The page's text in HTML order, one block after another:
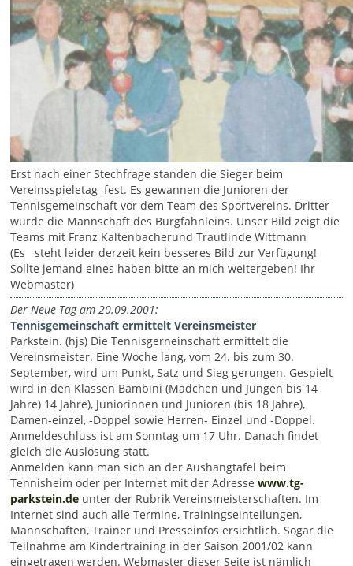
Erst nach einer Stechfrage standen die Sieger beim
Vereinsspieletag fest. Es gewannen die Junioren der
Tennisgemeinschaft vor dem Team des Sportvereins. Dritter
wurde die Mannschaft des Burgfähnleins. Unser Bild zeigt die
Teams mit Franz Kaltenbacherund Trautlinde Wittmann
(Es steht leider derzeit kein besseres Bild zur Verfügung!
Sollte jemand eines haben bitte an mich weitergeben! Ihr
Webmaster)
Der Neue Tag am 20.09.2001:
Tennisgemeinschaft ermittelt Vereinsmeister
Parkstein. (hjs) Die Tennisgerneinschaft ermittelt die
Vereinsmeister. Eine Woche lang, vom 24. bis zum 30.
September, wird um Punkt, Satz und Sieg gerungen. Gespielt
wird in den Klassen Bambini (Mädchen und Jungen bis 14
Jahre) 14 Jahre), Juniorinnen und Junioren (bis 18 Jahre),
Damen-einzel, -Doppel sowie Herren- Einzel und -Doppel.
Anmeldeschluss ist am Sonntag um 17 Uhr. Danach findet
gleich die Auslosung statt.
Anmelden kann man sich an der Aushangtafel beim
Tennisheim oder per Internet mit der Adressewww.tg-
parkstein.de unter der Rubrik Vereinsmeisterschaften. Im
Internet sind auch alle Termine, Trainingseinteilungen,
Mannschaften, Trainer und Presseinfos ersichtlich. Sogar die
Teilnahme am Kindertraining in der Saison 2001/02 kann
eingetragen werden. Webmaster dieser Seite ist nämlich